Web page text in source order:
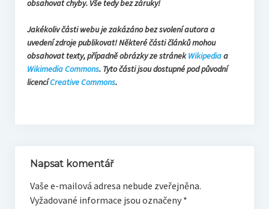
obsahovat chyby. Vše tedy bez záruky!
Jakékoliv části webu je zakázáno bez svolení autora a
uvedení zdroje publikovat! Některé části článků mohou
obsahovat texty, případně obrázky ze stránekWikipediaa
Wikimedia Commons. Tyto části jsou dostupné pod původní
licencíCreative Commons.
Napsat komentář
Vaše e-mailová adresa nebude zveřejněna.
Vyžadované informace jsou označeny *